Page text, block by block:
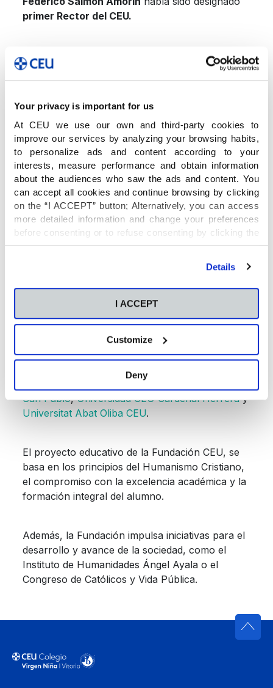
Your privacy is important for us
At CEU we use our own and third-party cookies to
improve our services by analyzing your browsing habits,
to personalize ads and content according to your
interests, measure performance and obtain information
about the audiences who saw the ads and content. You
can accept all cookies and continue browsing by clicking
on the “I ACCEPT” button; Alternatively, you can access
more detailed information and change your preferences
before consenting or to refuse consenting by clicking the
"Personalize" button. For more information you can visit
Details
I ACCEPT
Customize
Deny
primer Rector del CEU.
Salmón era un brillante abogado del Estado que
había sido director de
de Murcia y
profesor de Derecho en la Universidad de
finalmente asesinado en Paracuellos del Jarama
en 1936.
El CEU hoy
Hoy, el CEU es el mayor grupo educativo
privado de España. Cuenta con 25 centros
docentes, donde se imparten más de 200
estudiantes, 4.000 empleados y más de 300.000
En la actualidad, posee centros en Madrid,
Barcelona, Valencia, Murcia, Castellón, Alicante,
Vigo, Jerez, Elche, Sevilla, Vitoria y Valladolid,
entre ellos 3 Universidades:
San Pablo,Universidad CEU Cardenal Herreray
Universitat Abat Oliba CEU.
El proyecto educativo de la Fundación CEU, se
basa en los principios del Humanismo Cristiano,
el compromiso con la excelencia académica y la
formación integral del alumno.
Además, la Fundación impulsa iniciativas para el
desarrollo y avance de la sociedad, como el
Instituto de Humanidades Ángel Ayala o el
Congreso de Católicos y Vida Pública.